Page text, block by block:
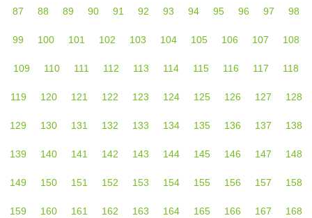
87 88 89 90 91 92 93 94 95 96 97 98
99 100 101 102 103 104 105 106 107 108
109 110 111 112 113 114 115 116 117 118
119 120 121 122 123 124 125 126 127 128
129 130 131 132 133 134 135 136 137 138
139 140 141 142 143 144 145 146 147 148
149 150 151 152 153 154 155 156 157 158
159 160 161 162 163 164 165 166 167 168